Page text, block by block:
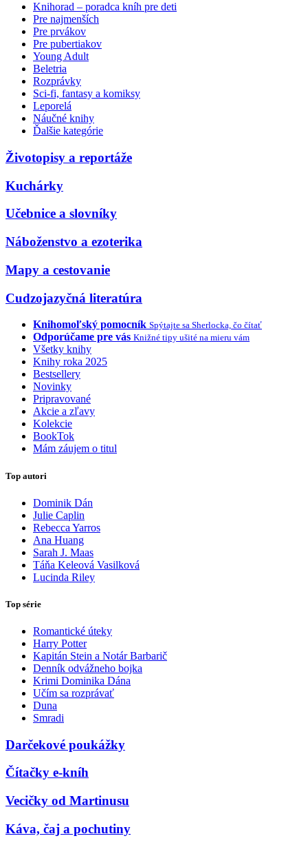
Knihorad – poradca kníh pre deti
Pre najmenších
Pre prvákov
Pre pubertiakov
Young Adult
Beletria
Rozprávky
Sci-fi, fantasy a komiksy
Leporelá
Náučné knihy
Ďalšie kategórie
Životopisy a reportáže
Kuchárky
Učebnice a slovníky
Náboženstvo a ezoterika
Mapy a cestovanie
Cudzojazyčná literatúra
Knihomoľský pomocník Spýtajte sa Sherlocka, čo čítať
Odporúčame pre vás Knižné tipy ušité na mieru vám
Všetky knihy
Knihy roka 2025
Bestsellery
Novinky
Pripravované
Akcie a zľavy
Kolekcie
BookTok
Mám záujem o titul
Top autori
Dominik Dán
Julie Caplin
Rebecca Yarros
Ana Huang
Sarah J. Maas
Táňa Keleová Vasilková
Lucinda Riley
Top série
Romantické úteky
Harry Potter
Kapitán Stein a Notár Barbarič
Denník odvážneho bojka
Krimi Dominika Dána
Učím sa rozprávať
Duna
Smradi
Darčekové poukážky
Čítačky e-kníh
Vecičky od Martinusu
Káva, čaj a pochutiny